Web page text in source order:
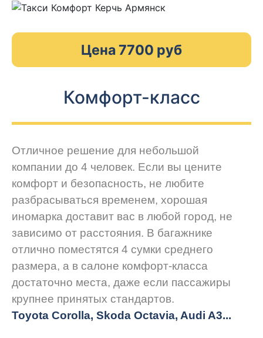
Цена 7700 руб
Комфорт-класс
Отличное решение для небольшой
компании до 4 человек. Если вы цените
комфорт и безопасность, не любите
разбрасываться временем, хорошая
иномарка доставит вас в любой город, не
зависимо от расстояния. В багажнике
отлично поместятся 4 сумки среднего
размера, а в салоне комфорт-класса
достаточно места, даже если пассажиры
крупнее принятых стандартов.
Toyota Corolla, Skoda Octavia, Audi A3...